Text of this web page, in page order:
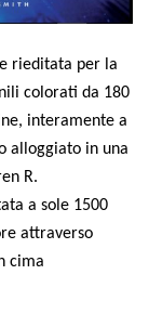
rieditata per la
colorati da 180
interamente a
alloggiato in una
R.
a sole 1500
attraverso
cima